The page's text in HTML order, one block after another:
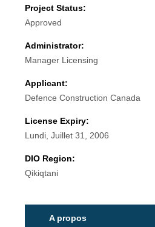
Project Status:
Approved
Administrator:
Manager Licensing
Applicant:
Defence Construction Canada
License Expiry:
Lundi, Juillet 31, 2006
DIO Region:
Qikiqtani
A propos